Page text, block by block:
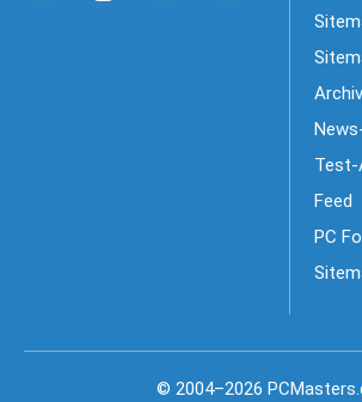
Archiv
Feed
PC
© 2004–2026